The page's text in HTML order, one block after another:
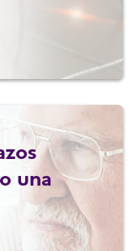
una